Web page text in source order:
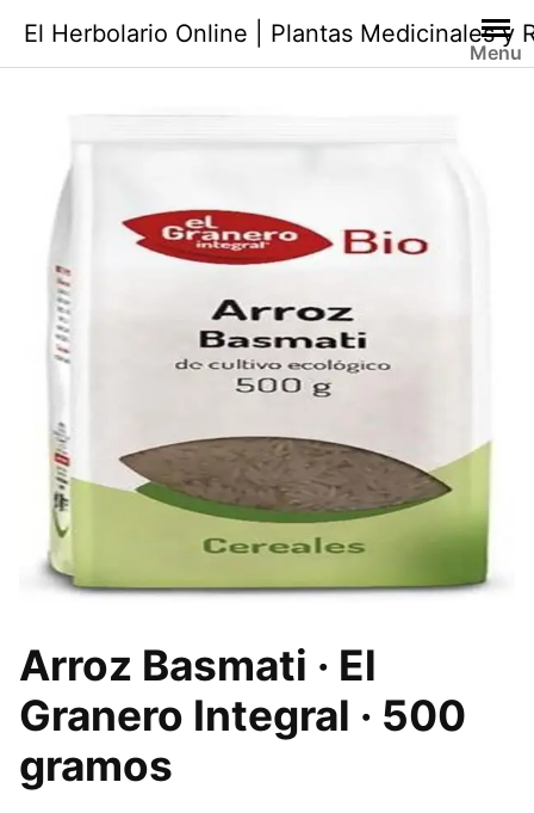
contenido
El Herbolario Online | Plantas Medicinales y
Menu
Arroz Basmati · El
Granero Integral · 500
gramos